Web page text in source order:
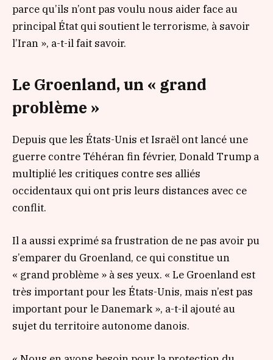
parce qu’ils n’ont pas voulu nous aider face au
principal État qui soutient le terrorisme, à savoir
l’Iran », a-t-il fait savoir.
Le Groenland, un « grand
problème »
Depuis que les États-Unis et Israël ont lancé une
guerre contre Téhéran fin février, Donald Trump a
multiplié les critiques contre ses alliés
occidentaux qui ont pris leurs distances avec ce
conflit.
Il a aussi exprimé sa frustration de ne pas avoir pu
s’emparer du Groenland, ce qui constitue un
« grand problème » à ses yeux. « Le Groenland est
très important pour les États-Unis, mais n’est pas
important pour le Danemark », a-t-il ajouté au
sujet du territoire autonome danois.